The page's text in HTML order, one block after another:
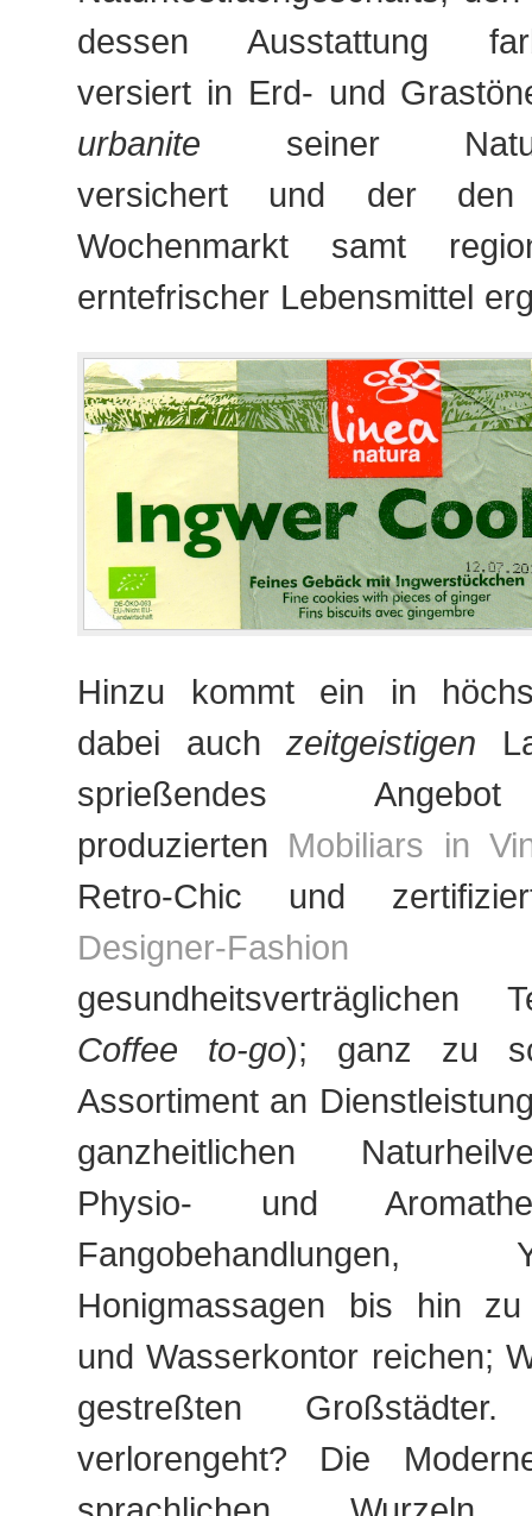
dessen Ausstattung
versiert in Erd- und
urbanite seiner
versichert und der den
Wochenmarkt samt
erntefrischer Lebensmittel
Hinzu kommt ein in
dabei auchzeitgeistigen
sprießendes
produzierten Mobiliars in
Retro-Chic und
Designer-Fashion
gesundheitsverträglichen
Coffee to-go); ganz zu
Assortiment an
ganzheitlichen
Physio- und
Honigmassagen bis hin zu
und Wasserkontor reichen;
gestreßten
verlorengeht? Die